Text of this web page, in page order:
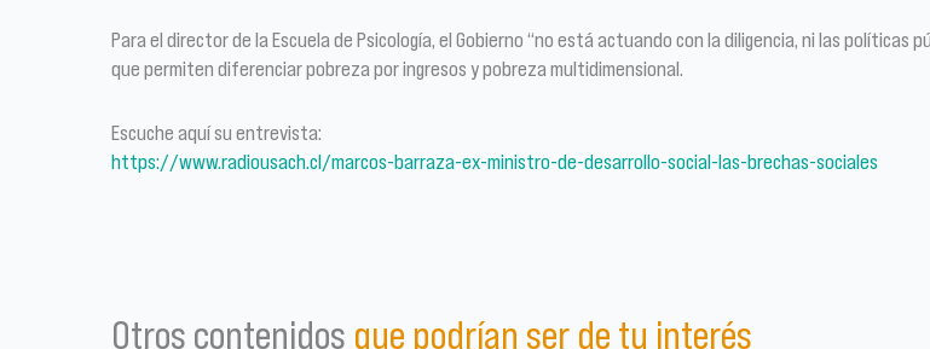
Para el director de la Escuela de Psicología, el Gobierno “no está actuando con la diligencia, ni las
que permiten diferenciar pobreza por ingresos y pobreza multidimensional.
Escuche aquí su entrevista:
https://www.radiousach.cl/marcos-barraza-ex-ministro-de-desarrollo-social-las-brechas-sociales
Otros contenidos que podrían ser de tu interés